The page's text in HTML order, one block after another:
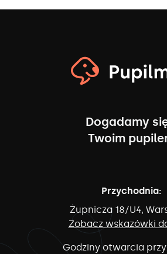
Dogadamy
Twoim
Przychodnia:
Żupnicza 18/U4,
Zobacz wskazówki
Godziny otwarcia